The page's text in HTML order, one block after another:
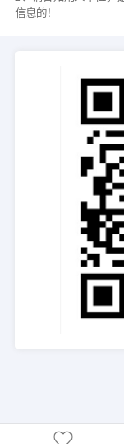
信息的！